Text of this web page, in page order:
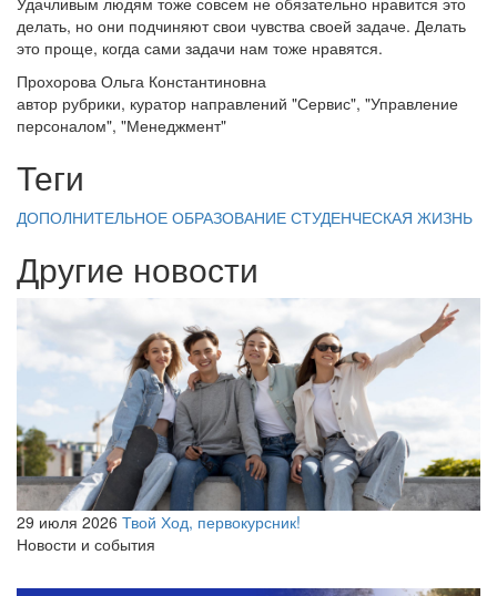
делать, но они подчиняют свои чувства своей задаче. Делать
это проще, когда сами задачи нам тоже нравятся.
Прохорова Ольга Константиновна
автор рубрики, куратор направлений "Сервис", "Управление
персоналом", "Менеджмент"
Теги
ДОПОЛНИТЕЛЬНОЕ ОБРАЗОВАНИЕ СТУДЕНЧЕСКАЯ ЖИЗНЬ
Другие новости
29 июля 2026 Твой Ход, первокурсник!
Новости и события